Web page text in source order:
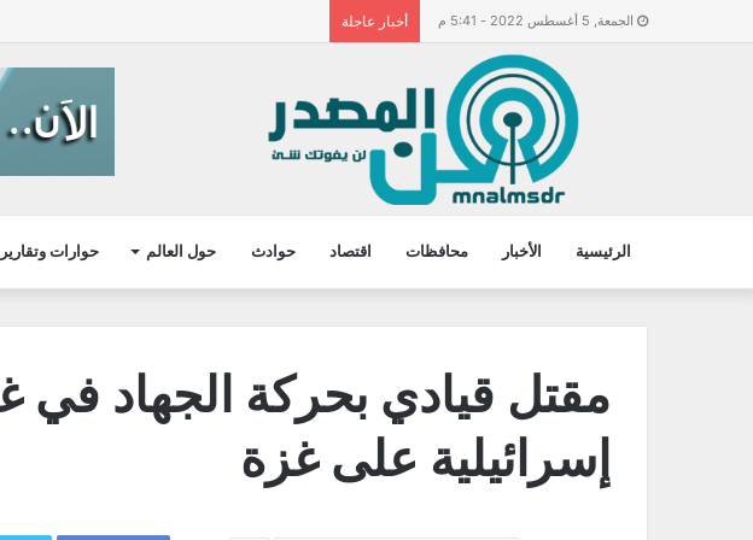
الجمعة, 5 أغسطس 2022 - 5:41 م أخبار عاجلة
الرئيسية الأخبار محافظات اقتصاد حوادث حول العالم حوارات وتقارير
مقتل قيادي بحركة الجهاد في
إسرائيلية على غزة